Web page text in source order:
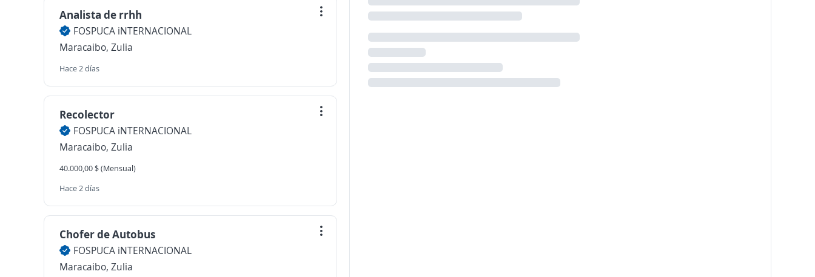
Analista de rrhh
FOSPUCA iNTERNACIONAL
Maracaibo, Zulia
Hace 2 días
Recolector
FOSPUCA iNTERNACIONAL
Maracaibo, Zulia
40.000,00 $ (Mensual)
Hace 2 días
Chofer de Autobus
FOSPUCA iNTERNACIONAL
Maracaibo, Zulia